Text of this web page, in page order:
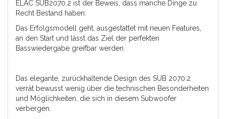
ELAC SUB2070.2 ist der Beweis, dass manche Dinge zu
Recht Bestand haben.
Das Erfolgsmodell geht, ausgestattet mit neuen Features,
an den Start und lässt das Ziel der perfekten
Basswiedergabe greifbar werden.
Das elegante, zurückhaltende Design des SUB 2070.2
verrät bewusst wenig über die technischen Besonderheiten
und Möglichkeiten, die sich in diesem Subwoofer
verbergen.